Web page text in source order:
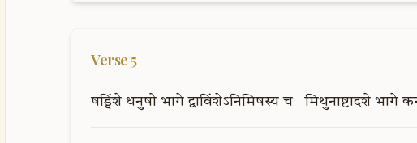
Verse 5
षड्विंशे धनुषो भागे द्वाविंशेऽनिमिषस्य च मिथुनाष्टादशे भागे